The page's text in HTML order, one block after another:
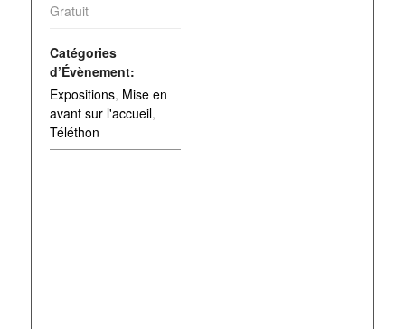
Gratuit
Catégories
d’Évènement:
Expositions, Mise en
avant sur l'accueil,
Téléthon